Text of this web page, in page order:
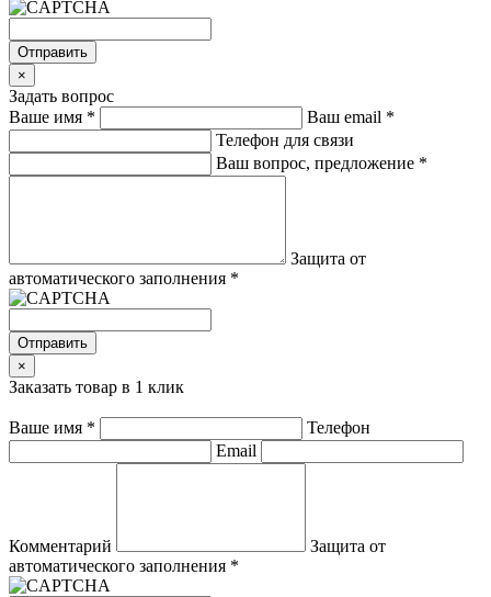
Отправить
×
Задать вопрос
Ваше имя * Ваш email *
Телефон для связи
Ваш вопрос, предложение *
Защита от
автоматического заполнения *
Отправить
×
Заказать товар в 1 клик
Ваше имя *
Телефон
Email
Комментарий
Защита от
автоматического заполнения *